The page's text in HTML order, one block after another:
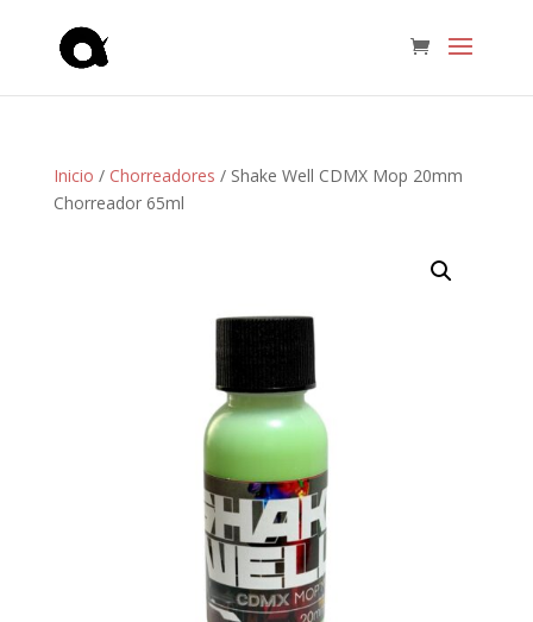
Inicio / Chorreadores / Shake Well CDMX Mop 20mm
Chorreador 65ml